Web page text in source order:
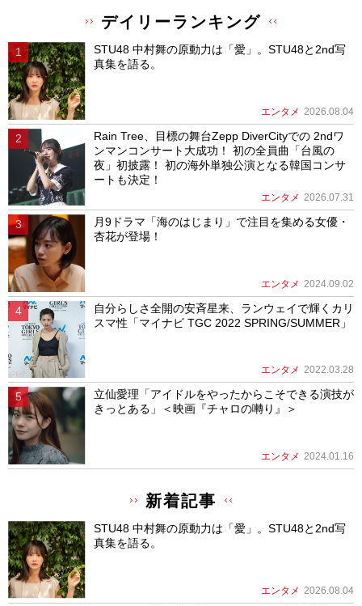
デイリーランキング
STU48 中村舞の原動力は「愛」。STU48と2nd写
真集を語る。
エンタメ 2026.08.04
Rain Tree、目標の舞台Zepp DiverCityでの 2ndワ
ンマンコンサート大成功！ 初の全員曲「台風の
夜」初披露！ 初の海外単独公演となる韓国コンサ
ートも決定！
エンタメ 2026.07.31
月9ドラマ「海のはじまり」で注目を集める女優・
杏花が登場！
エンタメ 2024.09.02
自分らしさ全開の安斉星来、ランウェイで輝くカリ
スマ性「マイナビ TGC 2022 SPRING/SUMMER」
エンタメ 2022.03.28
立仙愛理「アイドルをやったからこそできる演技が
きっとある」＜映画『チャロの囀り』＞
エンタメ 2024.01.16
新着記事
STU48 中村舞の原動力は「愛」。STU48と2nd写
真集を語る。
エンタメ 2026.08.04